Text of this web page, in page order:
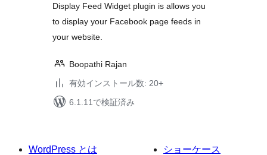
Display Feed Widget plugin is allows you
to display your Facebook page feeds in
your website.
Boopathi Rajan
有効インストール数: 20+
6.1.11で検証済み
WordPress とは
ショーケース